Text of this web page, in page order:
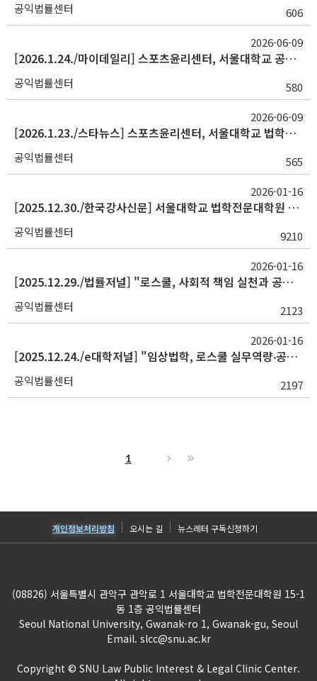
공익법률센터 606
[2026.1.24./마이데일리] 스포츠윤리센터, 서울대학교 공익법률센터 공익법무실습 진행
공익법률센터 580
2026-06-09
[2026.1.23./스타뉴스] 스포츠윤리센터, 서울대학교 법학전문대학원 학생 7명과 공익 법무 실습 진행
공익법률센터 565
2026-06-09
[2025.12.30./한국강사신문] 서울대학교 법학전문대학원 공익법률센터, 2025 임상법학교육 국제컨퍼런스 성료
공익법률센터 9210
2026-01-16
[2025.12.29./법률저널] "로스쿨, 사회적 책임 실천과 공익적 가치 체득의 장이어야"
공익법률센터 2123
2026-01-16
[2025.12.24./e대학저널] "임상법학, 로스쿨 실무역량‧공익성 강화의 열쇠"
공익법률센터 2197
2026-01-16
1
개인정보처리방침 오시는 길 뉴스레터 구독신청하기
(08826) 서울특별시 관악구 관악로 1 서울대학교 법학전문대학원 15-1
동 1층 공익법률센터
Seoul National University, Gwanak-ro 1, Gwanak-gu, Seoul
Email. slcc@snu.ac.kr
Copyright © SNU Law Public Interest & Legal Clinic Center.